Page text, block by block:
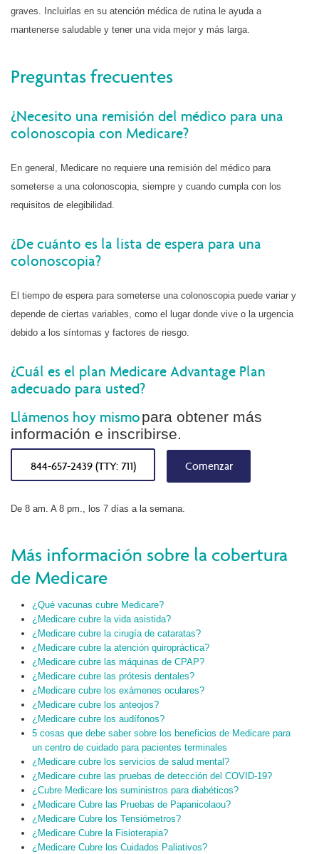
graves. Incluirlas en su atención médica de rutina le ayuda a
mantenerse saludable y tener una vida mejor y más larga.
Preguntas frecuentes
¿Necesito una remisión del médico para una
colonoscopia con Medicare?
En general, Medicare no requiere una remisión del médico para
someterse a una colonoscopia, siempre y cuando cumpla con los
requisitos de elegibilidad.
¿De cuánto es la lista de espera para una
colonoscopia?
El tiempo de espera para someterse una colonoscopia puede variar y
depende de ciertas variables, como el lugar donde vive o la urgencia
debido a los síntomas y factores de riesgo.
¿Cuál es el plan Medicare Advantage Plan
adecuado para usted?
Llámenos hoy mismopara obtener más
información e inscribirse.
844-657-2439 (TTY: 711) Comenzar
De 8 am. A 8 pm., los 7 días a la semana.
Más información sobre la cobertura
de Medicare
¿Qué vacunas cubre Medicare?
¿Medicare cubre la vida asistida?
¿Medicare cubre la cirugía de cataratas?
¿Medicare cubre la atención quiropráctica?
¿Medicare cubre las máquinas de CPAP?
¿Medicare cubre las prótesis dentales?
¿Medicare cubre los exámenes oculares?
¿Medicare cubre los anteojos?
¿Medicare cubre los audífonos?
5 cosas que debe saber sobre los beneficios de Medicare para
un centro de cuidado para pacientes terminales
¿Medicare cubre los servicios de salud mental?
¿Medicare cubre las pruebas de detección del COVID-19?
¿Cubre Medicare los suministros para diabéticos?
¿Medicare Cubre las Pruebas de Papanicolaou?
¿Medicare Cubre los Tensiómetros?
¿Medicare Cubre la Fisioterapia?
¿Medicare Cubre los Cuidados Paliativos?